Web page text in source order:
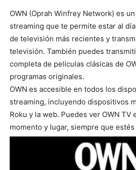
OWN (Oprah Winfrey Network) es
streaming que te permite estar al
de televisión más recientes y
televisión. También puedes
completa de películas clásicas de
programas originales.
OWN es accesible en todos los
streaming, incluyendo dispositivos
Roku y la web. Puedes ver OWN TV
momento y lugar, siempre que